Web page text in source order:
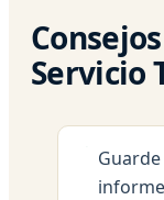
Servicio